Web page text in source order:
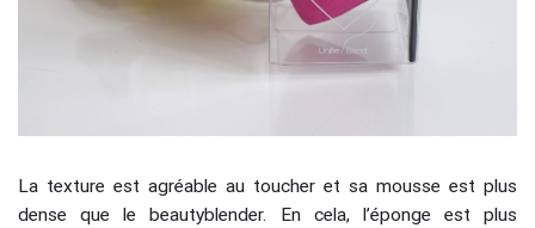
La texture est agréable au toucher et sa mousse est plus
dense que le beautyblender. En cela, l’éponge est plus